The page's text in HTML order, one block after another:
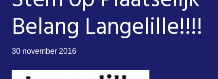
Belang Langelille!!!!
30 november 2016